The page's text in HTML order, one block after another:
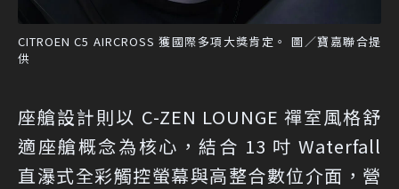
CITROEN C5 AIRCROSS 獲國際多項大獎肯定。 圖／寶嘉聯合提
供
座艙設計則以 C-ZEN LOUNGE 禪室風格舒
適座艙概念為核心，結合 13 吋 Waterfall
直瀑式全彩觸控螢幕與高整合數位介面，營